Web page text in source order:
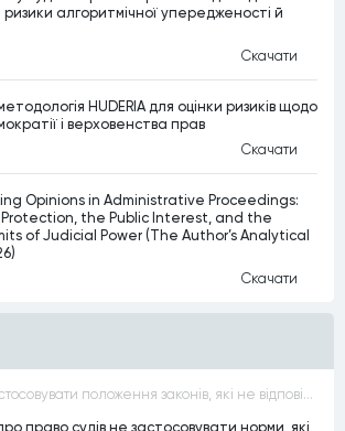
алгоритмічної упередженості й
Скачати
HUDERIA для оцінки ризиків щодо
і верховенства прав
Скачати
Opinions in Administrative Proceedings:
the Public Interest, and the
of Judicial Power (The Author’s Analytical
Скачати
Суди не мають застосовувати положення законів, які не відповідають Конституції, незалежно від того, чи визнавалися вони Конституційним Судом України неконституційними, тобто закони, що суперечать Конституції України не можуть застосовуватися навіть у випадках, коли вони є чинними
право судів не застосовувати норми, які